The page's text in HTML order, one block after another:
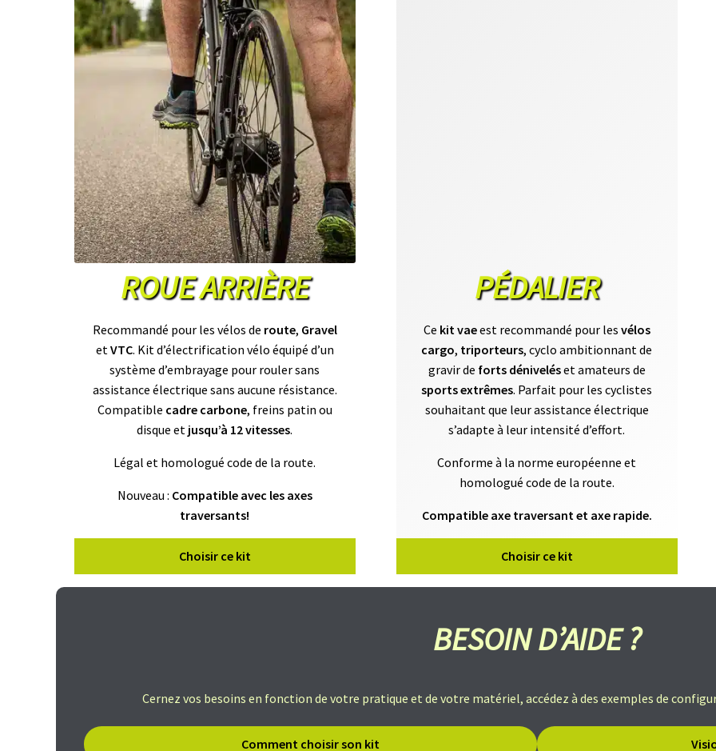
ROUE ARRIÈRE
Recommandé pour les vélos de route, Gravel
etVTC. Kit d’électrification vélo équipé d’un
système d’embrayage pour rouler sans
assistance électrique sans aucune résistance.
Compatible cadre carbone, freins patin ou
disque et jusqu’à 12 vitesses.
Légal et homologué code de la route.
Nouveau : Compatible avec les axes
traversants!
Choisir ce kit
PÉDALIER
Ce kit vaeest recommandé pour les vélos
cargo, triporteurs, cyclo ambitionnant de
gravir de forts déniveléset amateurs de
sports extrêmes. Parfait pour les cyclistes
souhaitant que leur assistance électrique
s’adapte à leur intensité d’effort.
Conforme à la norme européenne et
homologué code de la route.
Compatible axe traversant et axe rapide.
Choisir ce kit
BESOIN D’AIDE ?
Cernez vos besoins en fonction de votre pratique et de votre matériel, accédez à des exemples de
Comment choisir son kit